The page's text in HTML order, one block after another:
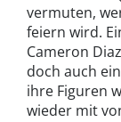
vermuten,
feiern wird.
Cameron
doch auch
ihre Figuren
wieder mit